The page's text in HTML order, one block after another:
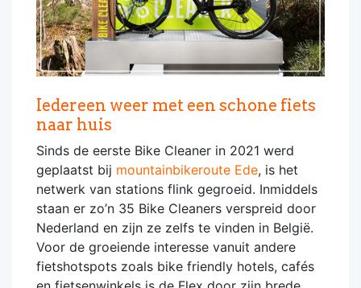
Iedereen weer met een schone fiets
naar huis
Sinds de eerste Bike Cleaner in 2021 werd
geplaatst bij mountainbikeroute Ede, is het
netwerk van stations flink gegroeid. Inmiddels
staan er zo’n 35 Bike Cleaners verspreid door
Nederland en zijn ze zelfs te vinden in België.
Voor de groeiende interesse vanuit andere
fietshotspots zoals bike friendly hotels, cafés